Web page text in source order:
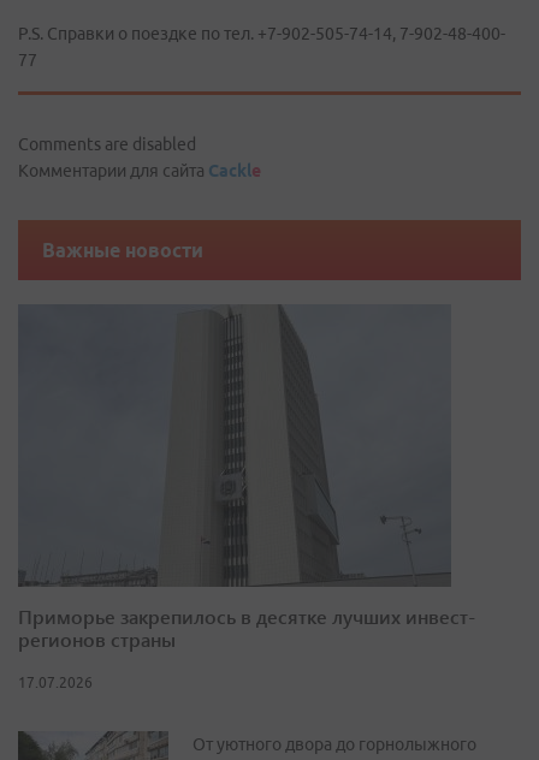
P.S. Справки о поездке по тел. +7-902-505-74-14, 7-902-48-400-
77
Comments are disabled
Комментарии для сайта Cackle
Важные новости
Приморье закрепилось в десятке лучших инвест-
регионов страны
17.07.2026
От уютного двора до горнолыжного